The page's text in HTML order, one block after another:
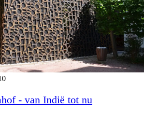
- van Indië tot nu